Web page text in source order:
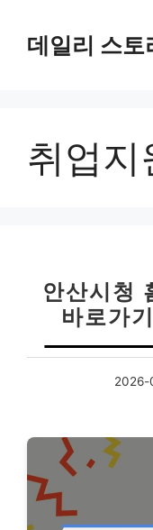
데일리 스토
취업지
안산시청
바로가
2026-